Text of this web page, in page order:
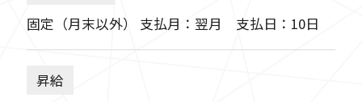
固定（月末以外） 支払月：翌月 支払日：10日
昇給